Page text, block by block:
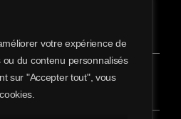
votre expérience de
du contenu personnalisés
sur "Accepter tout", vous
share
email
Ici l’Ombre – mardi 28 juillet